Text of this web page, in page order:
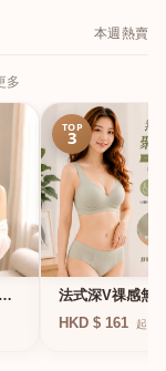
本週熱賣
多
TOP
3
法式深V祼感無
凍軟支撐條無鋼
HKD $ 161 起